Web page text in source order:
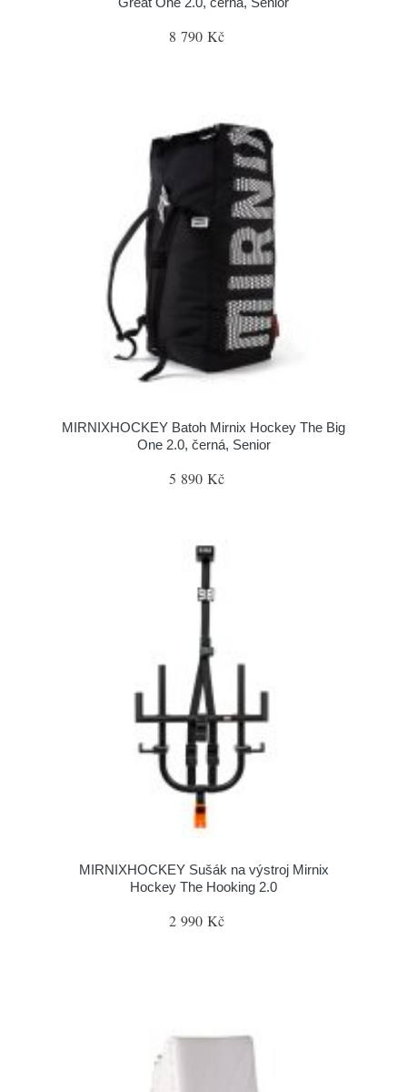
8 790 Kč
MIRNIXHOCKEY Batoh Mirnix Hockey The Big
One 2.0, černá, Senior
5 890 Kč
MIRNIXHOCKEY Sušák na výstroj Mirnix
Hockey The Hooking 2.0
2 990 Kč